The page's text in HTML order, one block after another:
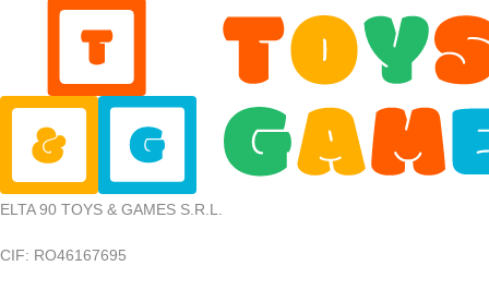
ELTA 90 TOYS & GAMES S.R.L.
CIF: RO46167695